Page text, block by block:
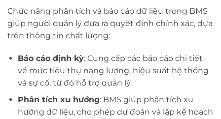
Chức năng phân tích và báo cáo dữ liệu trong BMS
giúp người quản lý đưa ra quyết định chính xác, dựa
trên thông tin chất lượng:
Báo cáo định kỳ: Cung cấp các báo cáo chi tiết
về mức tiêu thụ năng lượng, hiệu suất hệ thống
và sự cố, từ đó hỗ trợ quản lý.
Phân tích xu hướng: BMS giúp phân tích xu
hướng dữ liệu, cho phép dự đoán và lập kế hoạch